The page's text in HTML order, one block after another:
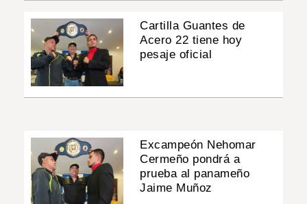
Cartilla Guantes de
Acero 22 tiene hoy
pesaje oficial
Excampeón Nehomar
Cermeño pondrá a
prueba al panameño
Jaime Muñoz